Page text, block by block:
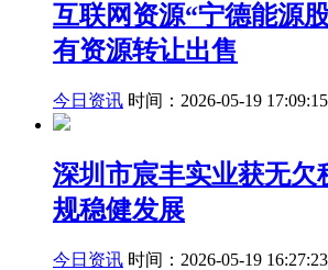
互联网资源“宁德能源
有资源转让出售
今日资讯 时间：2026-05-19 17:09:15
深圳市宸丰实业获无欠
规稳健发展
今日资讯 时间：2026-05-19 16:27:23